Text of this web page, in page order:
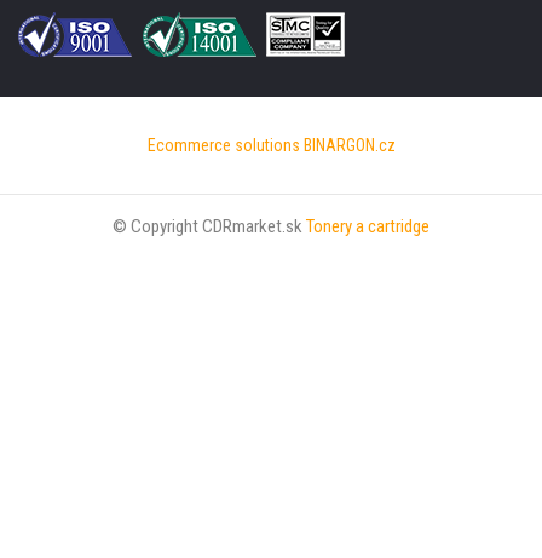
Ecommerce solutions BINARGON.cz
© Copyright CDRmarket.sk Tonery a cartridge